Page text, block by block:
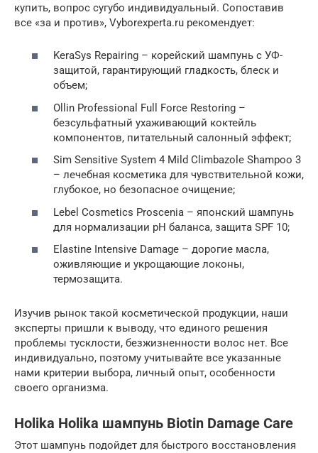
купить, вопрос сугубо индивидуальный. Сопоставив
все «за и против», Vyborexperta.ru рекомендует:
KeraSys Repairing – корейский шампунь с УФ-
защитой, гарантирующий гладкость, блеск и
объем;
Ollin Professional Full Force Restoring –
безсульфатный ухаживающий коктейль
компонентов, питательный салонный эффект;
Sim Sensitive System 4 Mild Climbazole Shampoo 3
– лечебная косметика для чувствительной кожи,
глубокое, но безопасное очищение;
Lebel Cosmetics Proscenia – японский шампунь
для нормализации pH баланса, защита SPF 10;
Elastine Intensive Damage – дорогие масла,
оживляющие и укрощающие локоны,
термозащита.
Изучив рынок такой косметической продукции, наши
эксперты пришли к выводу, что единого решения
проблемы тусклости, безжизненности волос нет. Все
индивидуально, поэтому учитывайте все указанные
нами критерии выбора, личный опыт, особенности
своего организма.
Holika Holika шампунь Biotin Damage Care
Этот шампунь подойдет для быстрого восстановления